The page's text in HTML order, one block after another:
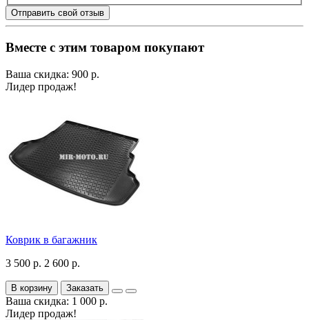
Отправить свой отзыв
Вместе с этим товаром покупают
Ваша скидка: 900 р.
Лидер продаж!
Коврик в багажник
3 500 р. 2 600 р.
В корзину Заказать
Ваша скидка: 1 000 р.
Лидер продаж!